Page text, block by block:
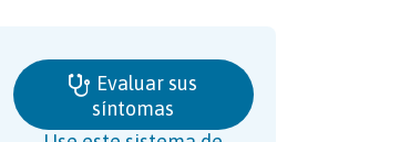
Evaluar sus
síntomas